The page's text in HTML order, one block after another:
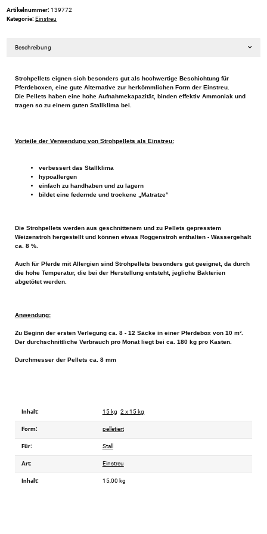
Artikelnummer: 139772
Kategorie: Einstreu
Beschreibung
Strohpellets eignen sich besonders gut als hochwertige Beschichtung für
Pferdeboxen, eine gute Alternative zur herkömmlichen Form der Einstreu.
Die Pellets haben eine hohe Aufnahmekapazität, binden effektiv Ammoniak und
tragen so zu einem guten Stallklima bei.
Vorteile der Verwendung von Strohpellets als Einstreu:
verbessert das Stallklima
hypoallergen
einfach zu handhaben und zu lagern
bildet eine federnde und trockene „Matratze“
Die Strohpellets werden aus geschnittenem und zu Pellets gepresstem
Weizenstroh hergestellt und können etwas Roggenstroh enthalten - Wassergehalt
ca. 8 %.
Auch für Pferde mit Allergien sind Strohpellets besonders gut geeignet, da durch
die hohe Temperatur, die bei der Herstellung entsteht, jegliche Bakterien
abgetötet werden.
Anwendung:
Zu Beginn der ersten Verlegung ca. 8 - 12 Säcke in einer Pferdebox von 10 m².
Der durchschnittliche Verbrauch pro Monat liegt bei ca. 180 kg pro Kasten.
Durchmesser der Pellets ca. 8 mm
Inhalt: 15 kg 2 x 15 kg
Form: pelletiert
Für: Stall
Art: Einstreu
Inhalt: 15,00 kg